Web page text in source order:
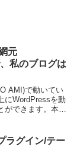
元
私のブログは
AMI)で動いてい
にWordPressを動
ができます。本来
ラグイン/テー